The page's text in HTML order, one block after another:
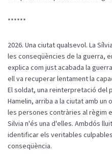
******
2026. Una ciutat qualsevol. La
les conseqüències de la guerra,
explica com just acabada la
ell va recuperar lentament la
El soldat, una reinterpretació del
Hamelin, arriba a la ciutat amb
les persones contràries al règim
Silvia n'és una d'elles. Ambdós
identificar els veritables
conseqüència.